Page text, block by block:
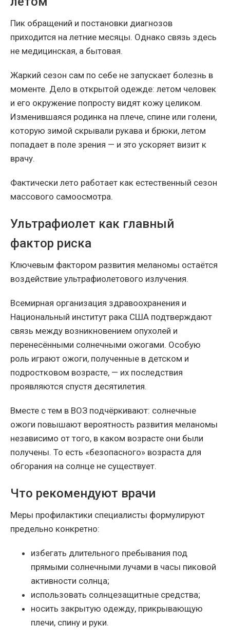
Пик обращений и постановки диагнозов
приходится на летние месяцы. Однако связь здесь
не медицинская, а бытовая.
Жаркий сезон сам по себе не запускает болезнь в
моменте. Дело в открытой одежде: летом человек
и его окружение попросту видят кожу целиком.
Изменившаяся родинка на плече, спине или голени,
которую зимой скрывали рукава и брюки, летом
попадает в поле зрения — и это ускоряет визит к
врачу.
Фактически лето работает как естественный сезон
массового самоосмотра.
Ультрафиолет как главный
фактор риска
Ключевым фактором развития меланомы остаётся
воздействие ультрафиолетового излучения.
Всемирная организация здравоохранения и
Национальный институт рака США подтверждают
связь между возникновением опухолей и
перенесёнными солнечными ожогами. Особую
роль играют ожоги, полученные в детском и
подростковом возрасте, — их последствия
проявляются спустя десятилетия.
Вместе с тем в ВОЗ подчёркивают: солнечные
ожоги повышают вероятность развития меланомы
независимо от того, в каком возрасте они были
получены. То есть «безопасного» возраста для
обгорания на солнце не существует.
Что рекомендуют врачи
Меры профилактики специалисты формулируют
предельно конкретно:
избегать длительного пребывания под
прямыми солнечными лучами в часы пиковой
активности солнца;
использовать солнцезащитные средства;
носить закрытую одежду, прикрывающую
плечи, спину и руки.